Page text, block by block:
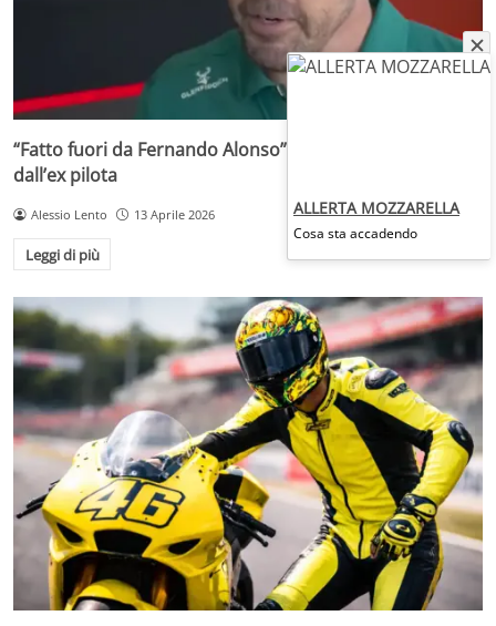
“Fatto fuori da Fernando Alonso”: accuse pesantissime
dall’ex pilota
Alessio Lento 13 Aprile 2026
Leggi di più
ALLERTA MOZZARELLA
Cosa sta accadendo